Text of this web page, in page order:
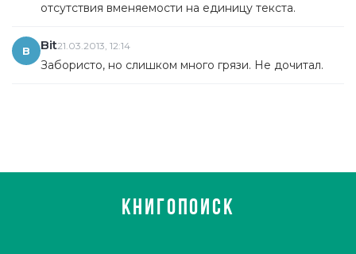
отсутствия вменяемости на единицу текста.
B Bit21.03.2013, 12:14
Забористо, но слишком много грязи. Не дочитал.
КНИГОПОИСК